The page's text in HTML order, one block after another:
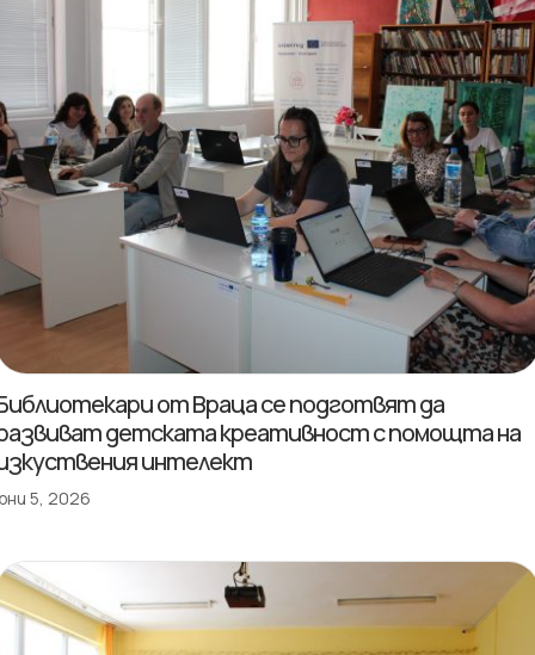
от Враца се подготвят да
детската креативност с помощта на
интелект
5, 2026